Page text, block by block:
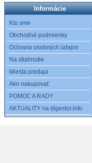
Informácie
Kto sme
Obchodné podmienky
Ochrana osobných údajov
Na stiahnutie
Miesta predaja
Ako nakupovať
POMOC A RADY
AKTUALITY na digestor.info